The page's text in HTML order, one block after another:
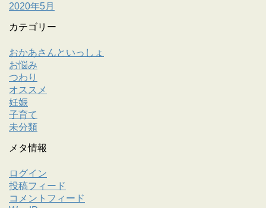
2020年5月
カテゴリー
おかあさんといっしょ
お悩み
つわり
オススメ
妊娠
子育て
未分類
メタ情報
ログイン
投稿フィード
コメントフィード